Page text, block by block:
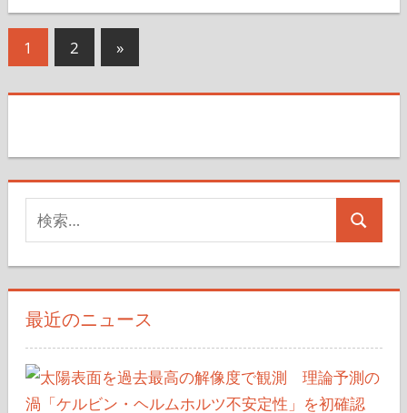
投
ペ
ー
送
り
1 2
次
の
記
»
索
対
象:
検
最近のニュース